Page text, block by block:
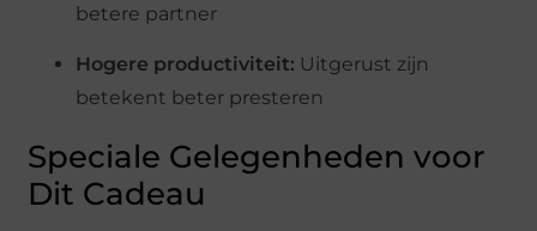
betere partner
Hogere productiviteit: Uitgerust zijn
betekent beter presteren
Speciale Gelegenheden voor
Dit Cadeau